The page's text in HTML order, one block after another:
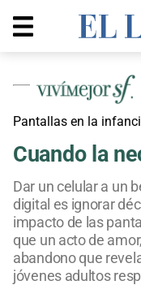
Pantallas en la
Cuando la
Dar un celular a un
digital es ignorar
impacto de las
que un acto de
abandono que
jóvenes adultos